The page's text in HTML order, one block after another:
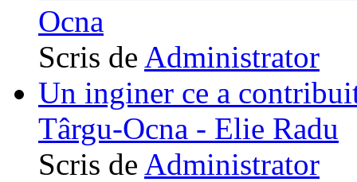
Ocna
Scris de Administrator
Un inginer ce a
Târgu-Ocna - Elie Radu
Scris de Administrator